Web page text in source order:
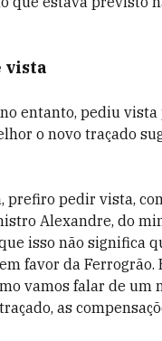
vista
entanto, pediu
o novo traçado
prefiro pedir vista,
Alexandre, do
isso não significa
favor da Ferrogrão.
vamos falar de um
as